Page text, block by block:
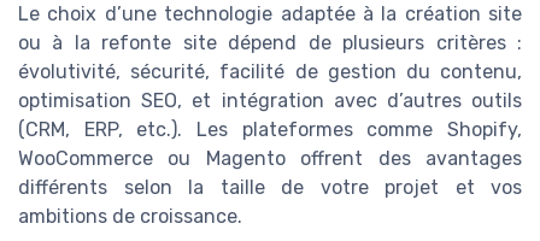
Le choix d’une technologie adaptée à la création site
ou à la refonte site dépend de plusieurs critères :
évolutivité, sécurité, facilité de gestion du contenu,
optimisation SEO, et intégration avec d’autres outils
(CRM, ERP, etc.). Les plateformes comme Shopify,
WooCommerce ou Magento offrent des avantages
différents selon la taille de votre projet et vos
ambitions de croissance.